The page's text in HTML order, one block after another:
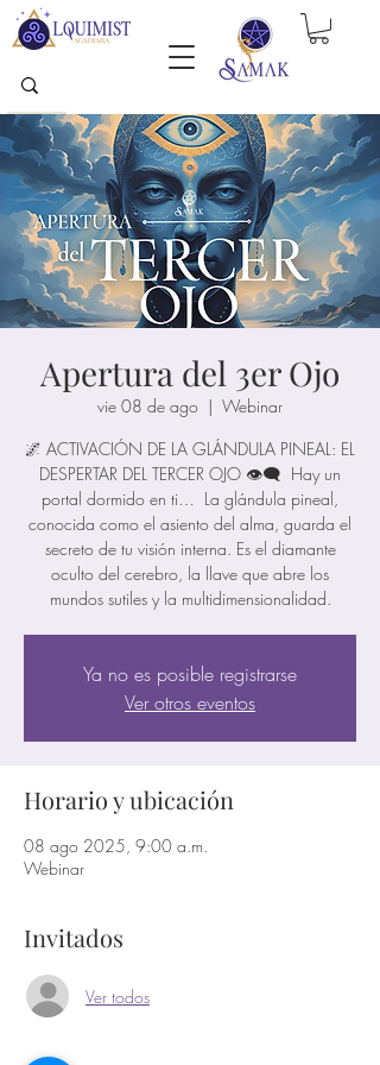
Apertura del 3er Ojo
vie 08 de ago
  |
Webinar
🌌 ACTIVACIÓN DE LA GLÁNDULA PINEAL: EL
DESPERTAR DEL TERCER OJO 👁️‍🗨️ Hay un
portal dormido en ti… La glándula pineal,
conocida como el asiento del alma, guarda el
secreto de tu visión interna. Es el diamante
oculto del cerebro, la llave que abre los
mundos sutiles y la multidimensionalidad.
Ya no es posible registrarse
Ver otros eventos
Horario y ubicación
08 ago 2025, 9:00 a.m.
Webinar
Invitados
Ver todos